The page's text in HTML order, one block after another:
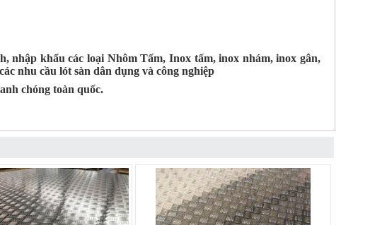
nhập khẩu các loại Nhôm Tấm, Inox tấm, inox nhám, inox gân,
nhu cầu lót sàn dân dụng và công nghiệp
chóng toàn quốc.